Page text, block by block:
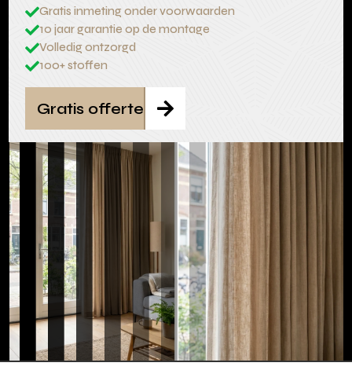
Gratis inmeting onder voorwaarden
10 jaar garantie op de montage
Volledig ontzorgd
100+ stoffen

Gratis offerte